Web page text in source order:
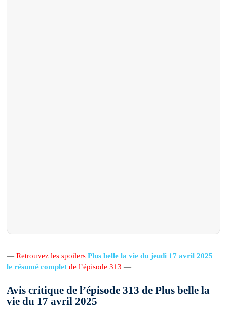
—Retrouvez les spoilersPlus belle la vie du jeudi 17 avril 2025
le résumé complet de l’épisode 313 —
Avis critique de l’épisode 313 de Plus belle la
vie du 17 avril 2025